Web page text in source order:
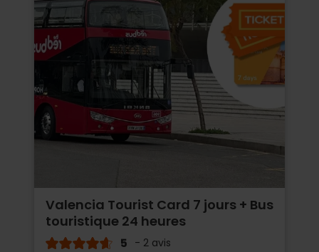
Valencia Tourist Card 7 jours + Bus
touristique 24 heures
5 - 2 avis